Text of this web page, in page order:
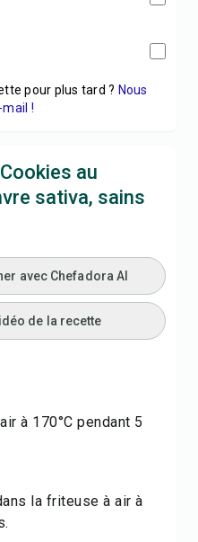
pour plus tard ? Nous
!
au
sativa, sains
avec Chefadora AI
de la recette
à 170°C pendant 5
la friteuse à air à